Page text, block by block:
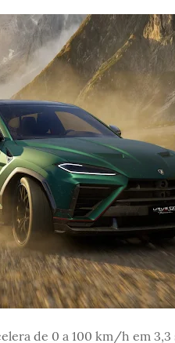
de 0 a 100 km/h em